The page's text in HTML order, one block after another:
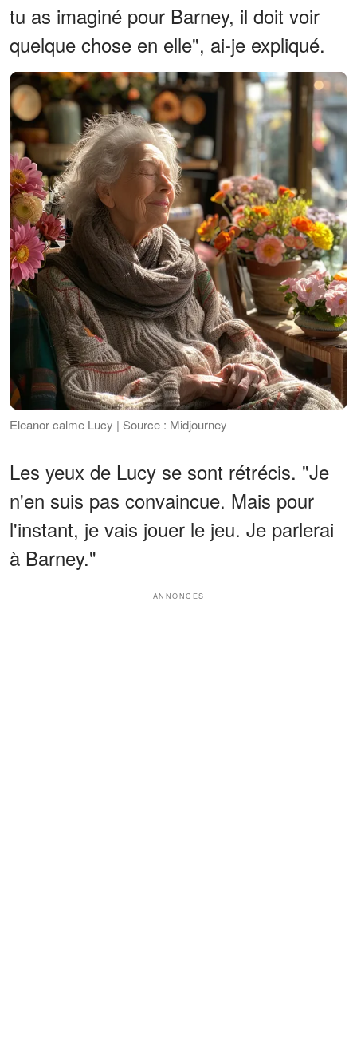
tu as imaginé pour Barney, il doit voir
quelque chose en elle", ai-je expliqué.
Eleanor calme Lucy | Source : Midjourney
Les yeux de Lucy se sont rétrécis. "Je
n'en suis pas convaincue. Mais pour
l'instant, je vais jouer le jeu. Je parlerai
à Barney."
ANNONCES